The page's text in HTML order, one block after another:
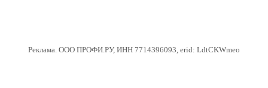
Реклама. ООО ПРОФИ.РУ, ИНН 7714396093, erid: LdtCKWmeo